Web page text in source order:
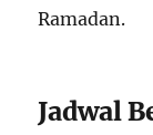
Ramadan.
Jadwal